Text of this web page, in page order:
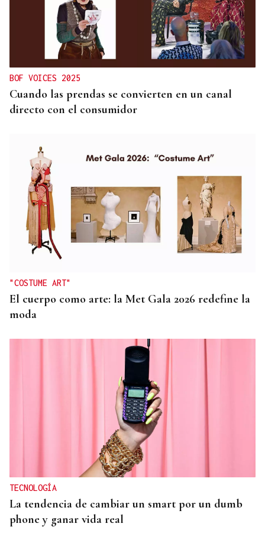
BOF VOICES 2025
Cuando las prendas se convierten en un canal
directo con el consumidor
"COSTUME ART"
El cuerpo como arte: la Met Gala 2026 redefine la
moda
TECNOLOGÍA
La tendencia de cambiar un smart por un dumb
phone y ganar vida real